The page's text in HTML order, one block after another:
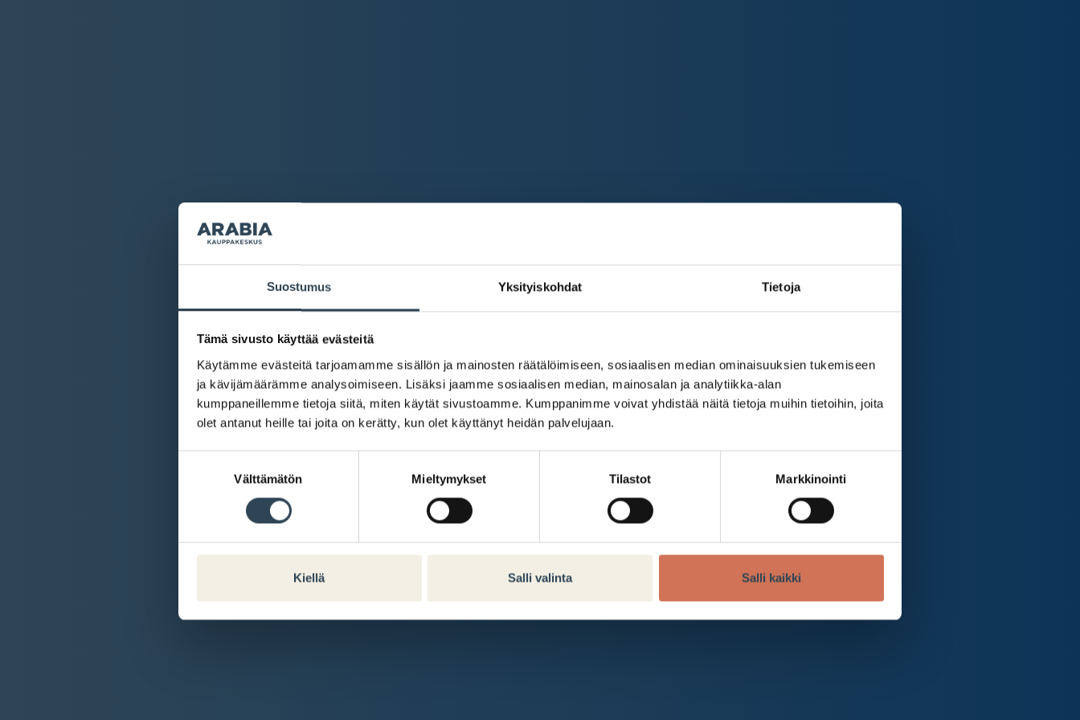
Suostumus Yksityiskohdat Tietoja
Tämä sivusto käyttää evästeitä
Käytämme evästeitä tarjoamamme sisällön ja mainosten räätälöimiseen, sosiaalisen median ominaisuuksien tukemiseen
ja kävijämäärämme analysoimiseen. Lisäksi jaamme sosiaalisen median, mainosalan ja analytiikka-alan
kumppaneillemme tietoja siitä, miten käytät sivustoamme. Kumppanimme voivat yhdistää näitä tietoja muihin tietoihin, joita
olet antanut heille tai joita on kerätty, kun olet käyttänyt heidän palvelujaan.
Välttämätön Mieltymykset Tilastot Markkinointi
Kiellä Salli valinta Salli kaikki
Kauppakeskus Arabia
Intranet
Et ole kirjautunut sisään.Kirjaudu sisään